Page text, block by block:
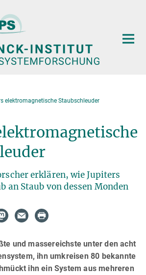
elektromagnetische Staubschleuder
erklären, wie Jupiters
an Staub von dessen Monden
und massereichste unter den acht
ihn umkreisen 80 bekannte
ihn ein System aus mehreren